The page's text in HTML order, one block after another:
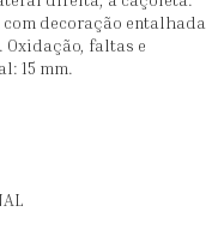
decoração entalhada
Oxidação, faltas e
15 mm.